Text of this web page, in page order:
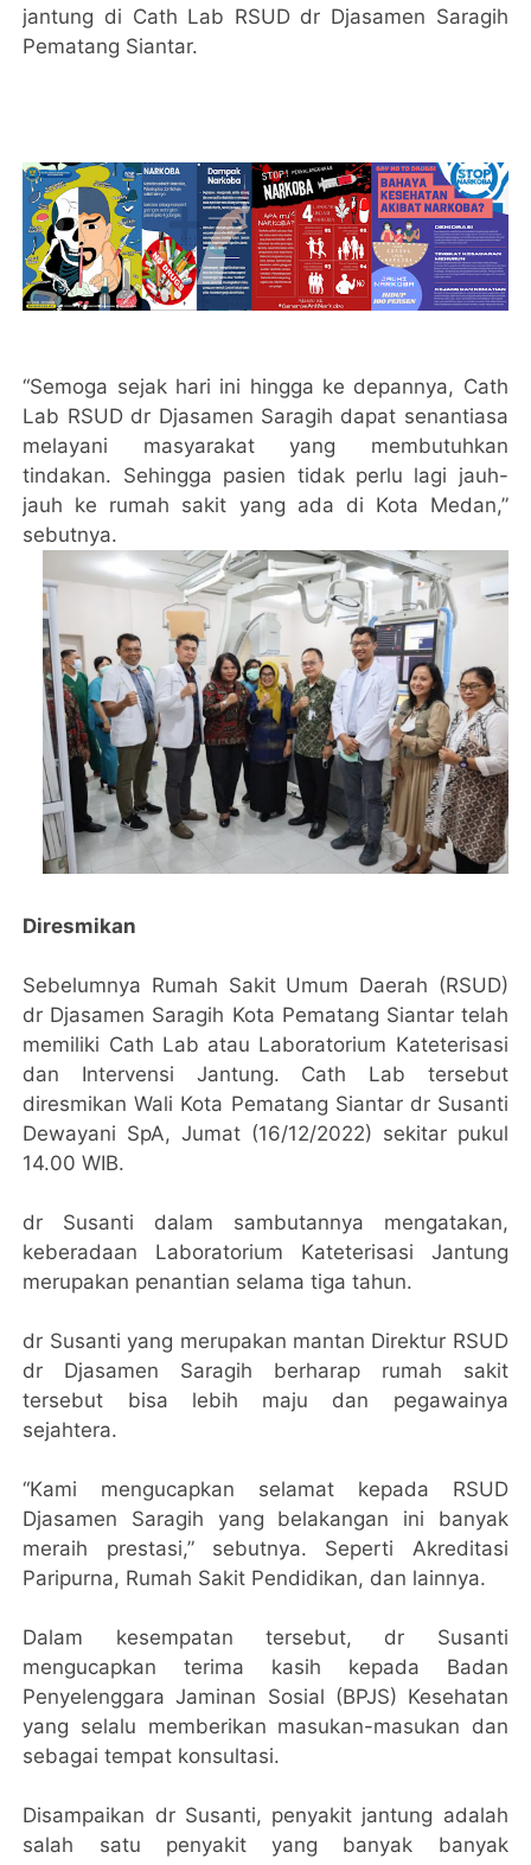
jantung di Cath Lab RSUD dr Djasamen Saragih
Pematang Siantar.
“Semoga sejak hari ini hingga ke depannya, Cath
Lab RSUD dr Djasamen Saragih dapat senantiasa
melayani masyarakat yang membutuhkan
tindakan. Sehingga pasien tidak perlu lagi jauh-
jauh ke rumah sakit yang ada di Kota Medan,”
sebutnya.
Diresmikan
Sebelumnya Rumah Sakit Umum Daerah (RSUD)
dr Djasamen Saragih Kota Pematang Siantar telah
memiliki Cath Lab atau Laboratorium Kateterisasi
dan Intervensi Jantung. Cath Lab tersebut
diresmikan Wali Kota Pematang Siantar dr Susanti
Dewayani SpA, Jumat (16/12/2022) sekitar pukul
14.00 WIB.
dr Susanti dalam sambutannya mengatakan,
keberadaan Laboratorium Kateterisasi Jantung
merupakan penantian selama tiga tahun.
dr Susanti yang merupakan mantan Direktur RSUD
dr Djasamen Saragih berharap rumah sakit
tersebut bisa lebih maju dan pegawainya
sejahtera.
“Kami mengucapkan selamat kepada RSUD
Djasamen Saragih yang belakangan ini banyak
meraih prestasi,” sebutnya. Seperti Akreditasi
Paripurna, Rumah Sakit Pendidikan, dan lainnya.
Dalam kesempatan tersebut, dr Susanti
mengucapkan terima kasih kepada Badan
Penyelenggara Jaminan Sosial (BPJS) Kesehatan
yang selalu memberikan masukan-masukan dan
sebagai tempat konsultasi.
Disampaikan dr Susanti, penyakit jantung adalah
salah satu penyakit yang banyak banyak